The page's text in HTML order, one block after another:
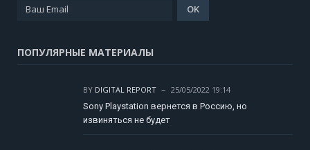
ПОПУЛЯРНЫЕ МАТЕРИАЛЫ
BY DIGITAL REPORT
25/05/2022 19:14
Sony Playstation вернется в Россию, но
извиняться не будет